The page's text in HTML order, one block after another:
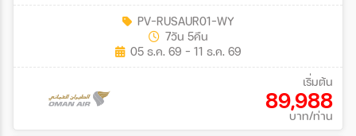
PV-RUSAUR01-WY
7วัน 5คืน
05 ธ.ค. 69 - 11 ธ.ค. 69
เริ่มต้น
89,988
บาท/ท่าน